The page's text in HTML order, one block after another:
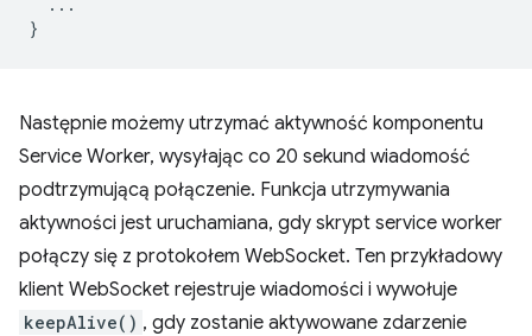
}
Następnie możemy utrzymać aktywność komponentu
Service Worker, wysyłając co 20 sekund wiadomość
podtrzymującą połączenie. Funkcja utrzymywania
aktywności jest uruchamiana, gdy skrypt service worker
połączy się z protokołem WebSocket. Ten przykładowy
klient WebSocket rejestruje wiadomości i wywołuje
keepAlive() , gdy zostanie aktywowane zdarzenie